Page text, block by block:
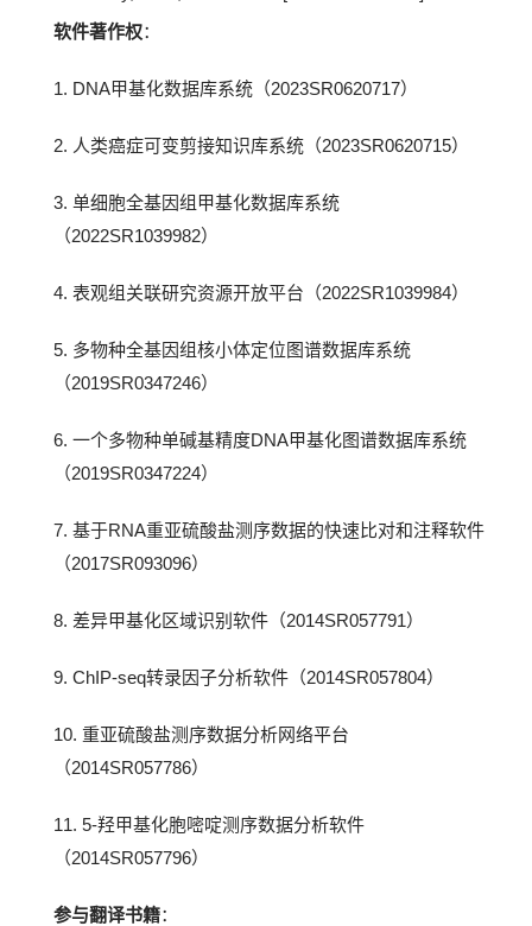
软件著作权：
1. DNA甲基化数据库系统（2023SR0620717）
2. 人类癌症可变剪接知识库系统（2023SR0620715）
3. 单细胞全基因组甲基化数据库系统
（2022SR1039982）
4. 表观组关联研究资源开放平台（2022SR1039984）
5. 多物种全基因组核小体定位图谱数据库系统
（2019SR0347246）
6. 一个多物种单碱基精度DNA甲基化图谱数据库系统
（2019SR0347224）
7. 基于RNA重亚硫酸盐测序数据的快速比对和注释软件
（2017SR093096）
8. 差异甲基化区域识别软件（2014SR057791）
9. ChIP-seq转录因子分析软件（2014SR057804）
10. 重亚硫酸盐测序数据分析网络平台
（2014SR057786）
11. 5-羟甲基化胞嘧啶测序数据分析软件
（2014SR057796）
参与翻译书籍：